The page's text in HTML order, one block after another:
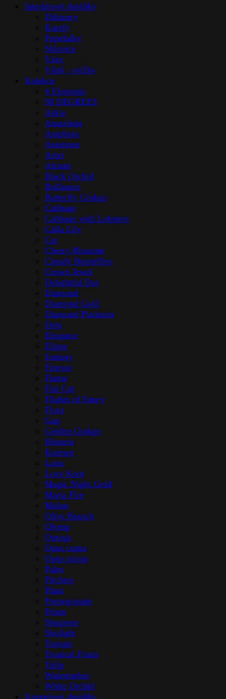
Interiérové doplňky
Difuzory
Karafy
Popelníky
Sklenice
Vázy
Vůně - svíčky
Kolekce
4 Elements
90 DEGREES
Adria
Amazōnia
Amphora
Anemone
Aster
Atrium
Black Orchid
Brilliance
Butterfly Ginkgo
Cabbage
Cabbage with Lobsters
Calla Lily
Cat
Cherry Blossom
Cloudy Butterflies
Crown Jewel
Delightful Day
Diamond
Diamond Gold
Diamond Platinum
Dots
Elegance
Elipse
Fantasy
Finesse
Flame
Flat Cut
Flights of Fancy
Flora
Gap
Golden Ginkgo
Historia
Karmen
Loris
Love Knot
Magic Night Gold
Maria Flor
Melon
Olive Branch
Olymp
Omega
Opus cupra
Opus prima
Palm
Pitchers
Plant
Pomegranate
Prism
Shagreen
Skylight
Tomato
Tropical Fruits
Tulip
Watermelon
White Orchid
Koupelové doplňky